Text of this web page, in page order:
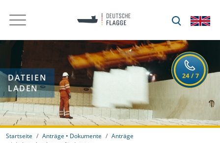
DATEIEN
LADEN
Startseite Anträge • Dokumente
Anträge